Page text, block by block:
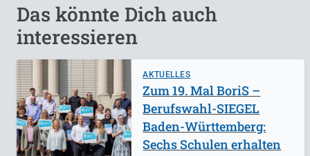
Das könnte Dich auch
interessieren
AKTUELLES
Zum 19. Mal BoriS –
Berufswahl-SIEGEL
Baden-Württemberg:
Sechs Schulen erhalten